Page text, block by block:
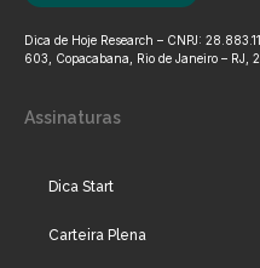
Dica de Hoje Research – CNPJ:
603, Copacabana, Rio de Janeiro – RJ,
Assinaturas
Dica Start
Carteira Plena